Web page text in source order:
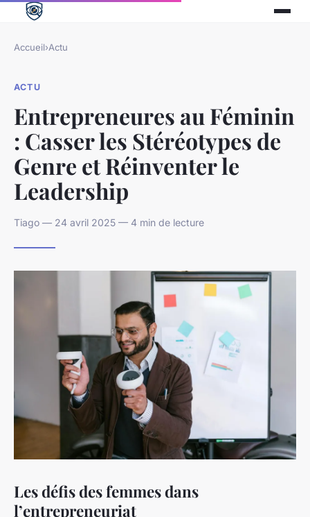
Accueil›Actu
ACTU
Entrepreneures au Féminin
: Casser les Stéréotypes de
Genre et Réinventer le
Leadership
Tiago — 24 avril 2025 — 4 min de lecture
Les défis des femmes dans
l’entrepreneuriat